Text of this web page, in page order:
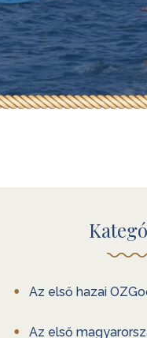
Az első hazai
Az első